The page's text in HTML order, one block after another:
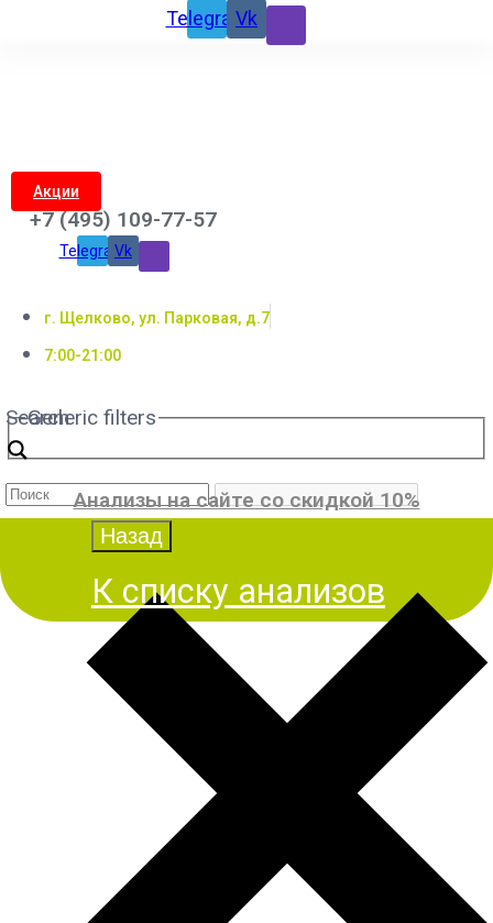
TelegramVk
Акции
+7 (495) 109-77-57
TelegramVk
г. Щелково, ул. Парковая, д.7
7:00-21:00
Search
Generic filters
Анализы на сайте со скидкой 10%
К списку анализов